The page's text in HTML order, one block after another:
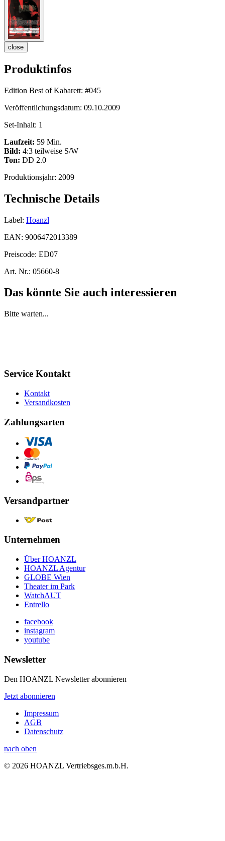
close
Produktinfos
Edition Best of Kabarett: #045
Veröffentlichungsdatum: 09.10.2009
Set-Inhalt: 1
Laufzeit: 59 Min.
Bild: 4:3 teilweise S/W
Ton: DD 2.0
Produktionsjahr: 2009
Technische Details
Label: Hoanzl
EAN: 9006472013389
Preiscode: ED07
Art. Nr.: 05660-8
Das könnte Sie auch interessieren
Bitte warten...
Service Kontakt
Kontakt
Versandkosten
Zahlungsarten
Versandpartner
Unternehmen
Über HOANZL
HOANZL Agentur
GLOBE Wien
Theater im Park
WatchAUT
Entrello
facebook
instagram
youtube
Newsletter
Den HOANZL Newsletter abonnieren
Jetzt abonnieren
Impressum
AGB
Datenschutz
nach oben
© 2026 HOANZL Vertriebsges.m.b.H.